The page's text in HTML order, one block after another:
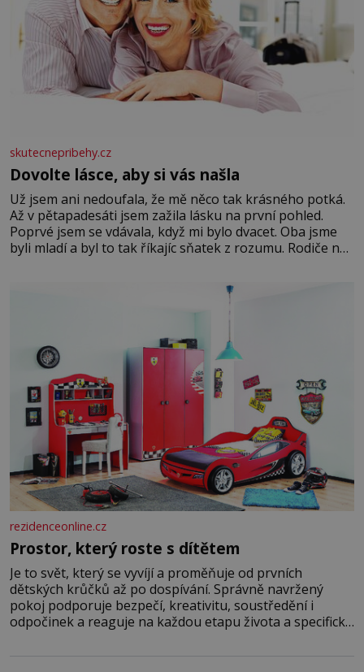
skutecnepribehy.cz
Dovolte lásce, aby si vás našla
Už jsem ani nedoufala, že mě něco tak krásného potká.
Až v pětapadesáti jsem zažila lásku na první pohled.
Poprvé jsem se vdávala, když mi bylo dvacet. Oba jsme
byli mladí a byl to tak říkajíc sňatek z rozumu. Rodiče nás
rezidenceonline.cz
Prostor, který roste s dítětem
Je to svět, který se vyvíjí a proměňuje od prvních
dětských krůčků až po dospívání. Správně navržený
pokoj podporuje bezpečí, kreativitu, soustředění i
odpočinek a reaguje na každou etapu života a specifické